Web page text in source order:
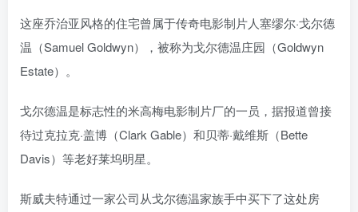
这座乔治亚风格的住宅曾属于传奇电影制片人塞缪尔·戈尔德
温（Samuel Goldwyn），被称为戈尔德温庄园（Goldwyn
Estate）。
戈尔德温是标志性的米高梅电影制片厂的一员，据报道曾接
待过克拉克·盖博（Clark Gable）和贝蒂·戴维斯（Bette
Davis）等老好莱坞明星。
斯威夫特通过一家公司从戈尔德温家族手中买下了这处房